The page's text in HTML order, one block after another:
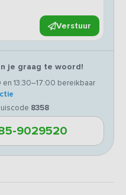
Verstuur
je graag te woord!
en 13:30–17:00 bereikbaar
8358
9029520